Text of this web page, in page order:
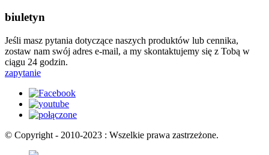
biuletyn
Jeśli masz pytania dotyczące naszych produktów lub cennika,
zostaw nam swój adres e-mail, a my skontaktujemy się z Tobą w
ciągu 24 godzin.
zapytanie
© Copyright - 2010-2023 : Wszelkie prawa zastrzeżone.